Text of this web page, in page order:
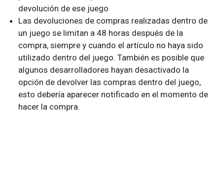
devolución de ese juego
Las devoluciones de compras realizadas dentro de
un juego se limitan a 48 horas después de la
compra, siempre y cuando el artículo no haya sido
utilizado dentro del juego. También es posible que
algunos desarrolladores hayan desactivado la
opción de devolver las compras dentro del juego,
esto debería aparecer notificado en el momento de
hacer la compra.